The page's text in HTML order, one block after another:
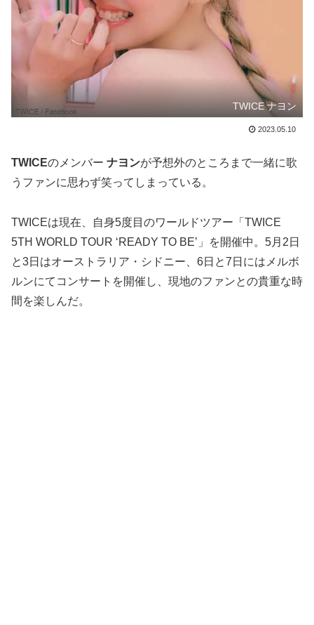
TWICE ナヨン
2023.05.10
TWICEのメンバー ナヨンが予想外のところまで一緒に歌
うファンに思わず笑ってしまっている。
TWICEは現在、自身5度目のワールドツアー「TWICE
5TH WORLD TOUR ‘READY TO BE’」を開催中。5月2日
と3日はオーストラリア・シドニー、6日と7日にはメルボ
ルンにてコンサートを開催し、現地のファンとの貴重な時
間を楽しんだ。